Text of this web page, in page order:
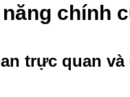
chính
trực quan